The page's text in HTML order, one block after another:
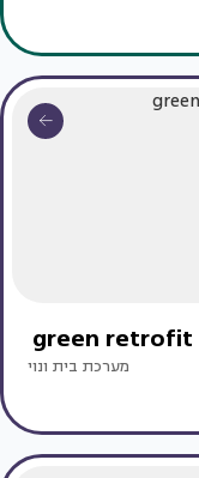
מערכת בית ונוי